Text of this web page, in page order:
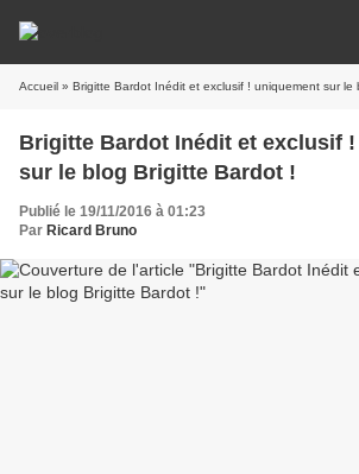
Accueil » Brigitte Bardot Inédit et exclusif ! uniquement sur le
Brigitte Bardot Inédit et exclusif
sur le blog Brigitte Bardot !
Publié le 19/11/2016 à 01:23
Par Ricard Bruno